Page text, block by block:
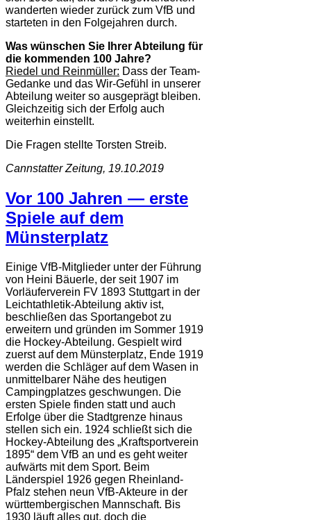
wanderten wieder zurück zum VfB und
starteten in den Folgejahren durch.
Was wünschen Sie Ihrer Abteilung für
die kommenden 100 Jahre?
Riedel und Reinmüller: Dass der Team-
Gedanke und das Wir-Gefühl in unserer
Abteilung weiter so ausgeprägt bleiben.
Gleichzeitig sich der Erfolg auch
weiterhin einstellt.
Die Fragen stellte Torsten Streib.
Cannstatter Zeitung, 19.10.2019
Vor 100 Jahren — erste
Spiele auf dem
Münsterplatz
Einige VfB-Mitglieder unter der Führung
von Heini Bäuerle, der seit 1907 im
Vorläuferverein FV 1893 Stuttgart in der
Leichtathletik-Abteilung aktiv ist,
beschließen das Sportangebot zu
erweitern und gründen im Sommer 1919
die Hockey-Abteilung. Gespielt wird
zuerst auf dem Münsterplatz, Ende 1919
werden die Schläger auf dem Wasen in
unmittelbarer Nähe des heutigen
Campingplatzes geschwungen. Die
ersten Spiele finden statt und auch
Erfolge über die Stadtgrenze hinaus
stellen sich ein. 1924 schließt sich die
Hockey-Abteilung des „Kraftsportverein
1895“ dem VfB an und es geht weiter
aufwärts mit dem Sport. Beim
Länderspiel 1926 gegen Rheinland-
Pfalz stehen neun VfB-Akteure in der
württembergischen Mannschaft. Bis
1930 läuft alles gut, doch die